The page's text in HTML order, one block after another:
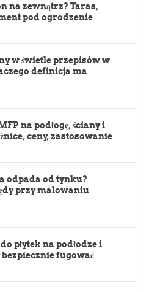
na zewnątrz? Taras,
pod ogrodzenie
w świetle przepisów w
definicja ma
na podłogę, ściany i
ceny, zastosowanie
odpada od tynku?
przy malowaniu
płytek na podłodze i
fugować